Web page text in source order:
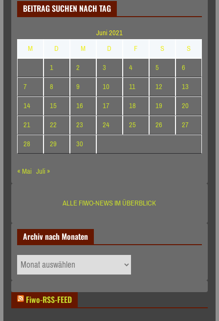
BEITRAG SUCHEN NACH TAG
Juni 2021
M
D M D F S
S
1
2 3 4 5
6
7
8 9 10 11 12
13
14
15 16 17 18 19
20
21
22 23 24 25 26
27
28
29
30
« Mai Juli »
ALLE FIWO-NEWS IM ÜBERBLICK
Archiv nach Monaten
Archiv
nach
Fiwo-RSS-FEED